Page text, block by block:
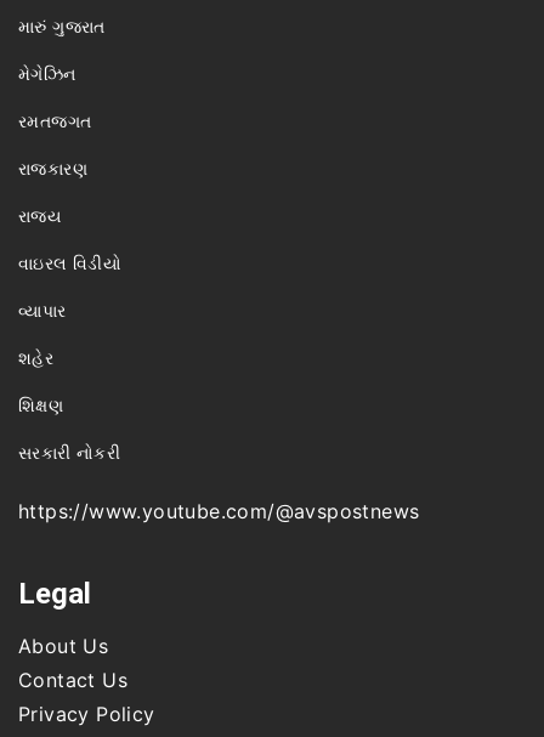
મારું ગુજરાત
મેગેઝિન
રમતજગત
રાજકારણ
રાજ્ય
વાઇરલ વિડીયો
વ્યાપાર
શહેર
શિક્ષણ
સરકારી નોકરી
https://www.youtube.com/@avspostnews
Legal
About Us
Contact Us
Privacy Policy